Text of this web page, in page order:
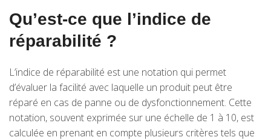
Qu’est-ce que l’indice de
réparabilité ?
L’indice de réparabilité est une notation qui permet
d’évaluer la facilité avec laquelle un produit peut être
réparé en cas de panne ou de dysfonctionnement. Cette
notation, souvent exprimée sur une échelle de 1 à 10, est
calculée en prenant en compte plusieurs critères tels que